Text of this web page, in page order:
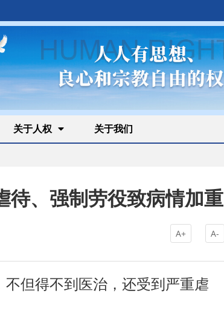
关于人权 关于我们
待、强制劳役致病情加重
A+ A-
但得不到医治，还受到严重虐